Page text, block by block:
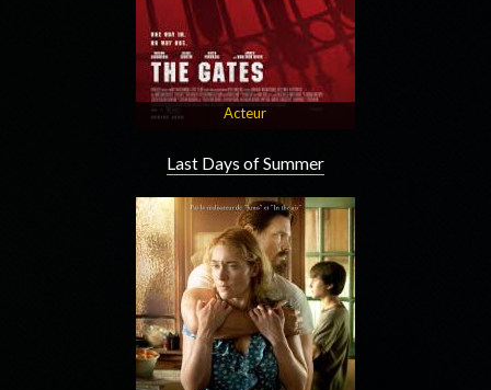
Acteur
Last Days of Summer